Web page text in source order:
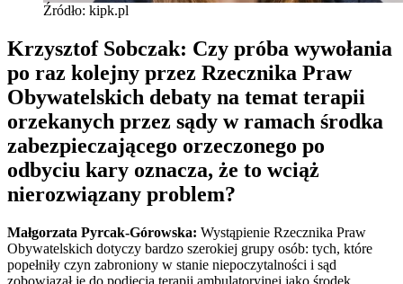
Źródło: kipk.pl
Krzysztof Sobczak: Czy próba wywołania
po raz kolejny przez Rzecznika Praw
Obywatelskich debaty na temat terapii
orzekanych przez sądy w ramach środka
zabezpieczającego orzeczonego po
odbyciu kary oznacza, że to wciąż
nierozwiązany problem?
Małgorzata Pyrcak-Górowska: Wystąpienie Rzecznika Praw
Obywatelskich dotyczy bardzo szerokiej grupy osób: tych, które
popełniły czyn zabroniony w stanie niepoczytalności i sąd
zobowiązał je do podjęcia terapii ambulatoryjnej jako środek